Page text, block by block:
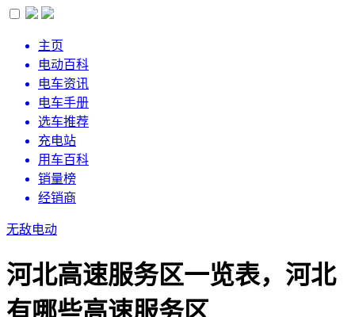
主页
电动百科
电车资讯
电车手册
选车推荐
充电站
用车百科
销量榜
经销商
无敌电动
河北高速服务区一览表，河北